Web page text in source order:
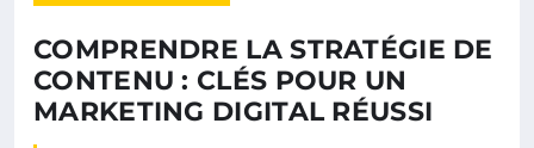
COMPRENDRE LA STRATÉGIE DE
CONTENU : CLÉS POUR UN
MARKETING DIGITAL RÉUSSI